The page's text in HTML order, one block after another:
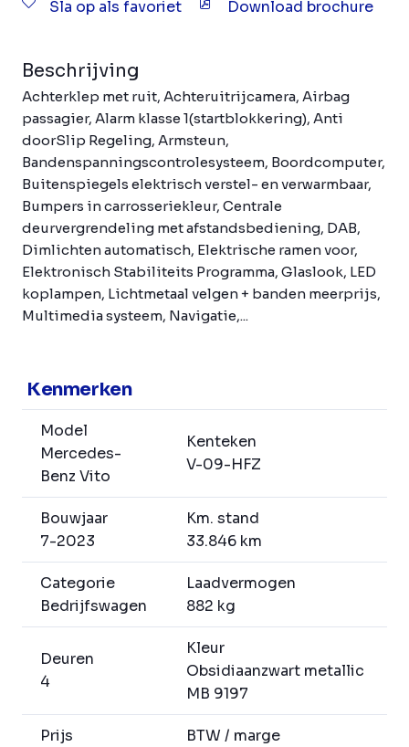
Sla op als favoriet Download brochure
Beschrijving
Achterklep met ruit, Achteruitrijcamera, Airbag
passagier, Alarm klasse 1(startblokkering), Anti
doorSlip Regeling, Armsteun,
Bandenspanningscontrolesysteem, Boordcomputer,
Buitenspiegels elektrisch verstel- en verwarmbaar,
Bumpers in carrosseriekleur, Centrale
deurvergrendeling met afstandsbediening, DAB,
Dimlichten automatisch, Elektrische ramen voor,
Elektronisch Stabiliteits Programma, Glaslook, LED
koplampen, Lichtmetaal velgen + banden meerprijs,
Multimedia systeem, Navigatie,...
Kenmerken
Model
Mercedes-
Benz Vito
Kenteken
V-09-HFZ
Bouwjaar
7-2023
Km. stand
33.846 km
Categorie
Bedrijfswagen
Laadvermogen
882 kg
Deuren
4
Kleur
Obsidiaanzwart metallic
MB 9197
Prijs
BTW / marge